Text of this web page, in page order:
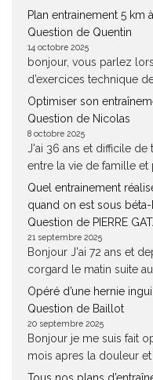
Plan entrainement 5 km
Question de Quentin
14 octobre 2025
bonjour, vous parlez
d’exercices technique
Optimiser son
Question de Nicolas
8 octobre 2025
J'ai 36 ans et difficile
entre la vie de famille et
Quel entrainement
quand on est sous
Question de PIERRE
21 septembre 2025
Bonjour J'ai 72 ans et
corgard le matin suite
Opéré d’une hernie
Question de Baillot
20 septembre 2025
Bonjour je me suis fait
mois apres la douleur et